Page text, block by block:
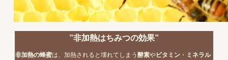
”非加熱はちみつの効果”
非加熱の蜂蜜は、加熱されると壊れてしまう 酵素やビタミン・ ミネラル